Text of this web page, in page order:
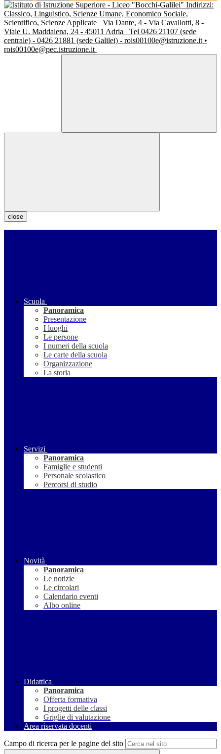
Indirizzi:
Classico, Linguistico, Scienze Umane, Economico Sociale,
Scientifico, Scienze Applicate
Via Dante, 4 - Via Cavallotti, 8 -
Viale U. Maddalena, 24 - 45011 Adria
Tel 0426 21107 (sede
centrale) - 0426 21881 (sede Galilei) - rois00100e@istruzione.it •
rois00100e@pec.istruzione.it
close
Scuola
Panoramica
Presentazione
I luoghi
Le persone
I numeri della scuola
Le carte della scuola
Organizzazione
La storia
Servizi
Panoramica
Famiglie e studenti
Personale scolastico
Percorsi di studio
Novità
Panoramica
Le notizie
Le circolari
Calendario eventi
Albo online
Didattica
Panoramica
Offerta formativa
I progetti delle classi
Griglie di valutazione
Area riservata docenti
Campo di ricerca per le pagine del sito